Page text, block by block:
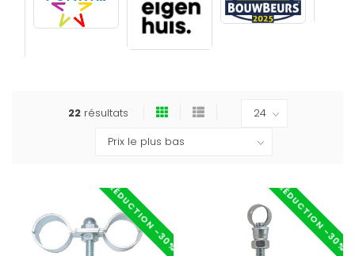
22résultats
RÉDUCTION -30% RÉDUCTION -30%